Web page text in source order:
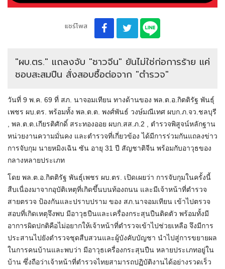
แชร์โพส
"ผบ.ตร." แถลงจับ "ชาวจีน" ยันไม่ใช่ก่อการร้าย แค่
ชอบสะสมปืน สั่งสอบซื้อต่อจาก "ตำรวจ"
วันที่ 9 พ.ค. 69 ที่ สภ. นาจอมเทียน ทางด้านของ พล.ต.อ.กิตติรัฐ พันธุ์
เพชร ผบ.ตร. พร้อมทั้ง พล.ต.ต. พงศ์พันธ์ วงษ์มณีเทศ ผบก.ภ.จว.ชลบุรี
, พล.ต.ต.เกียรติศักดิ์ สระทองออย ผบก.สส.ภ.2 , ตำรวจพิสูจน์หลักฐาน
หน่วยงานความมั่นคง และตำรวจที่เกี่ยวข้อง ได้มีการร่วมกันแถลงข่าว
การจับกุม นายหมิงเฉิน ซัน อายุ 31 ปี สัญชาติจีน พร้อมกับอาวุธของ
กลางหลายประเภท
โดย พล.ต.อ.กิตติรัฐ พันธุ์เพชร ผบ.ตร. เปิดเผยว่า การจับกุมในครั้งนี้
สืบเนื่องมาจากอุบัติเหตุที่เกิดขึ้นบนท้องถนน และมีเจ้าหน้าที่ตำรวจ
สายตรวจ ป้องกันและปราบปราม ของ สภ.นาจอมเทียน เข้าไปตรวจ
สอบที่เกิดเหตุจึงพบ มีอาวุธปืนและเครื่องกระสุนปืนติดตัว พร้อมทั้งมี
อาการผิดปกติคือไม่อยากให้เจ้าหน้าที่ตำรวจเข้าไปช่วยเหลือ จึงมีการ
ประสานไปยังตำรวจชุดสืบสวนและผู้บังคับบัญชา นำไปสู่การขยายผล
ในการคนบ้านและพบว่า มีอาวุธเครื่องกระสุนปืน หลายประเภทอยู่ใน
บ้าน ซึ่งถือว่าเจ้าหน้าที่ตำรวจไทยสามารถปฏิบัติงานได้อย่างรวดเร็ว